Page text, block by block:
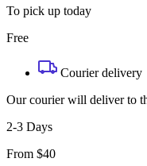
To pick up today
Free
Courier delivery
Our courier will deliver to
2-3 Days
From $40